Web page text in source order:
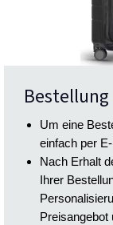
Um eine
einfach per
Nach Erhalt
Ihrer
Preisangebot